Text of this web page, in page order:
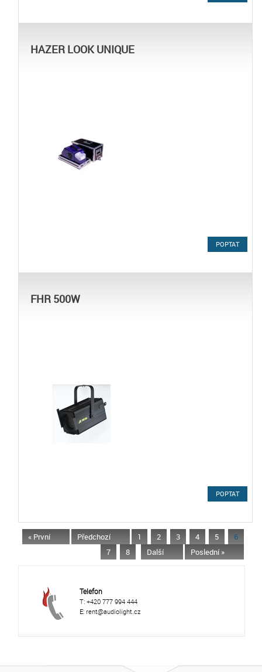
HAZER LOOK UNIQUE
POPTAT
FHR 500W
POPTAT
« První Předchozí 1 2 3 4 5
6
7
8 Další Poslední »
Telefon
T: +420 777 994 444
E: rent@audiolight.cz